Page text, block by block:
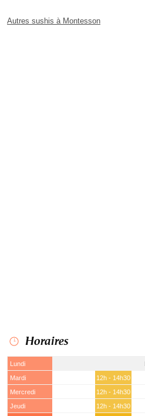
Autres sushis à Montesson
Horaires
Lundi
Mardi
12h - 14h30
Mercredi
12h - 14h30
Jeudi
12h - 14h30